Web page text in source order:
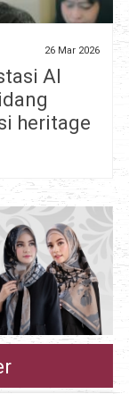
26 Mar 2026
Al
heritage